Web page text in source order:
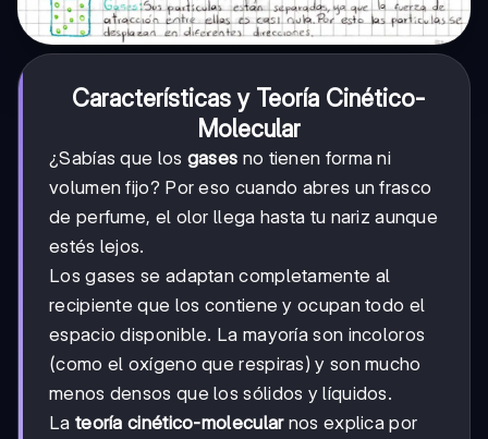
Características y Teoría Cinético-
Molecular
¿Sabías que los gases no tienen forma ni
volumen fijo? Por eso cuando abres un frasco
de perfume, el olor llega hasta tu nariz aunque
estés lejos.
Los gases se adaptan completamente al
recipiente que los contiene y ocupan todo el
espacio disponible. La mayoría son incoloros
(como el oxígeno que respiras) y son mucho
menos densos que los sólidos y líquidos.
La teoría cinético-molecularnos explica por